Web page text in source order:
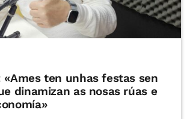
«Ames ten unhas festas sen
dinamizan as nosas rúas e